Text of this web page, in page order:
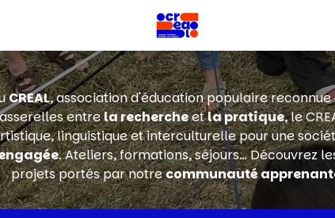
CREAL, association d'éducation populaire
entrela rechercheetla pratique, le
linguistique et interculturelle pour une
. Ateliers, formations, séjours… Découvrez
projets portés par notrecommunauté